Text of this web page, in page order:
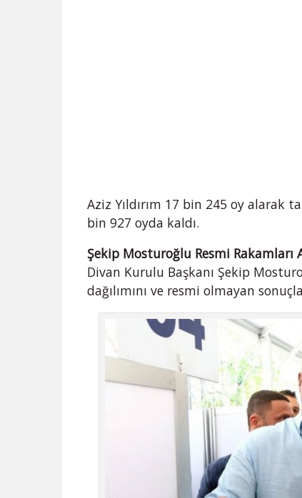
Aziz Yıldırım 17 bin 245 oy
bin 927 oyda kaldı.
Şekip Mosturoğlu Resmi Rakamları
Divan Kurulu Başkanı Şekip
dağılımını ve resmi olmayan